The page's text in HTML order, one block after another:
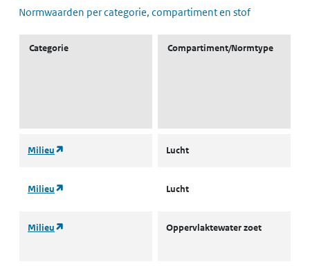
Normwaarden per categorie, compartiment en stof
Categorie Compartiment/Normtype
Milieu (opent in een nieuw tabblad)
Lucht
Milieu (opent in een nieuw tabblad)
Lucht
Milieu (opent in een nieuw tabblad)Oppervlaktewater zoet